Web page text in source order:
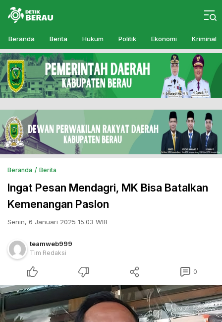
Detikberau.com
Media Diskusi Rakyat
Beranda Berita Hukum Politik Ekonomi Kriminal
Beranda Berita
Ingat Pesan Mendagri, MK Bisa Batalkan
Kemenangan Paslon
Senin, 6 Januari 2025 15:03 WIB
teamweb999
Tim Redaksi
0